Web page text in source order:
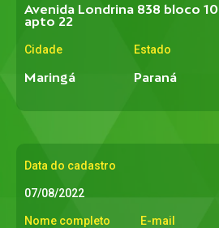
Avenida Londrina 838 bloco 10
apto 22
Cidade
Maringá
Estado
Paraná
Data do cadastro
07/08/2022
Nome completo E-mail